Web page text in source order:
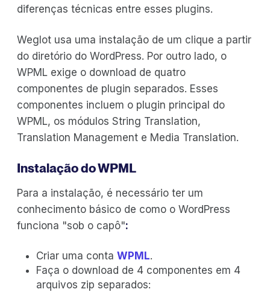
diferenças técnicas entre esses plugins.
Weglot usa uma instalação de um clique a partir
do diretório do WordPress. Por outro lado, o
WPML exige o download de quatro
componentes de plugin separados. Esses
componentes incluem o plugin principal do
WPML, os módulos String Translation,
Translation Management e Media Translation.
Instalação do WPML
Para a instalação, é necessário ter um
conhecimento básico de como o WordPress
funciona "sob o capô":
Criar uma conta WPML.
Faça o download de 4 componentes em 4
arquivos zip separados: